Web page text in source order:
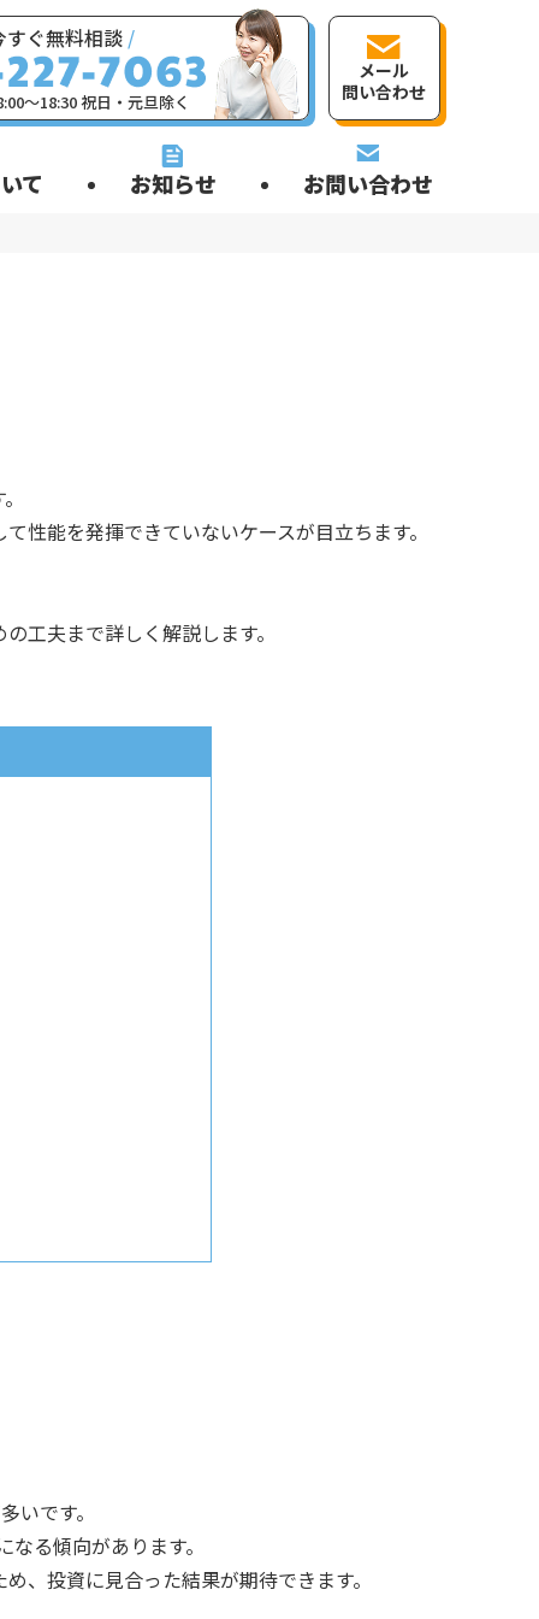
て お知らせ お問い合わせ
すぐ無料相談 /
〜18:30 祝日・元旦除く
メール
問い合わせ
性能を発揮できていないケースが目立ちます。
工夫まで詳しく解説します。
いです。
る傾向があります。
、投資に見合った結果が期待できます。